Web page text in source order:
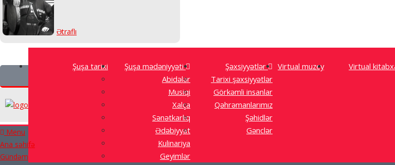
Ətraflı
Şuşa tarixi
Şuşa mədəniyyəti
Abidələr
Musiqi
Xalça
Sənətkarlıq
Ədəbiyyat
Kulinariya
Geyimlər
Şəxsiyyətlər
Tarixi şəxsiyyətlər
Görkəmli insanlar
Qəhrəmanlarımız
Şəhidlər
Gənclər
Virtual muzey Virtual
Menu
Ana səhifə
Gündəm